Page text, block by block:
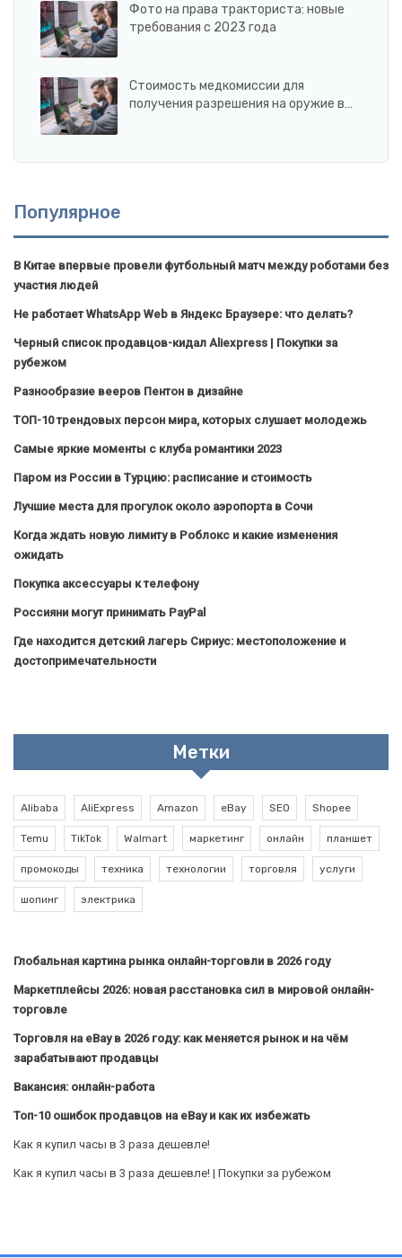
Фото на права тракториста: новые
требования с 2023 года
Стоимость медкомиссии для
получения разрешения на оружие в…
Популярное
В Китае впервые провели футбольный матч между роботами без
участия людей
Не работает WhatsApp Web в Яндекс Браузере: что делать?
Черный список продавцов-кидал Aliexpress | Покупки за
рубежом
Разнообразие вееров Пентон в дизайне
ТОП-10 трендовых персон мира, которых слушает молодежь
Самые яркие моменты с клуба романтики 2023
Паром из России в Турцию: расписание и стоимость
Лучшие места для прогулок около аэропорта в Сочи
Когда ждать новую лимиту в Роблокс и какие изменения
ожидать
Покупка аксессуары к телефону
Россияни могут принимать PayPal
Где находится детский лагерь Сириус: местоположение и
достопримечательности
Метки
Alibaba AliExpress Amazon eBay SEO Shopee
Temu TikTok Walmart маркетинг онлайн планшет
промокоды техника технологии торговля услуги
шопинг электрика
Глобальная картина рынка онлайн-торговли в 2026 году
Маркетплейсы 2026: новая расстановка сил в мировой онлайн-
торговле
Торговля на eBay в 2026 году: как меняется рынок и на чём
зарабатывают продавцы
Вакансия: онлайн-работа
Топ-10 ошибок продавцов на eBay и как их избежать
Как я купил часы в 3 раза дешевле!
Как я купил часы в 3 раза дешевле! | Покупки за рубежом